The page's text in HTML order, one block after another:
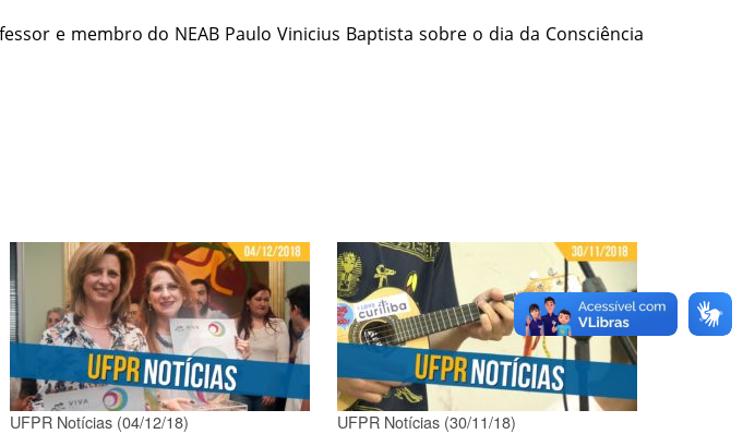
e membro do NEAB Paulo Vinicius Baptista sobre o dia da Consciência
UFPR Notícias (04/12/18) UFPR Notícias (30/11/18)